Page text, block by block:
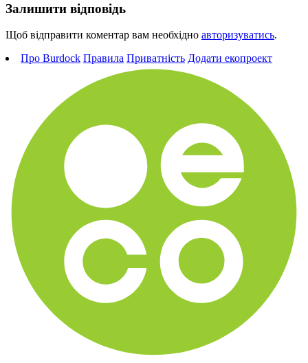
Залишити відповідь
Щоб відправити коментар вам необхідно авторизуватись.
Про Burdock Правила Приватність Додати екопроект